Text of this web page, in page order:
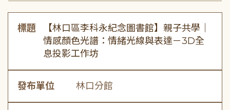
標題
【林口區李科永紀念圖書館】親子共學｜
情感顏色光譜：情緒光線與表達－3D全
息投影工作坊
發布單位 林口分館